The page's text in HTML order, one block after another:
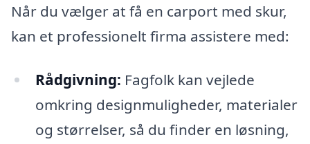
Når du vælger at få en carport med skur,
kan et professionelt firma assistere med:
Rådgivning: Fagfolk kan vejlede
omkring designmuligheder, materialer
og størrelser, så du finder en løsning,